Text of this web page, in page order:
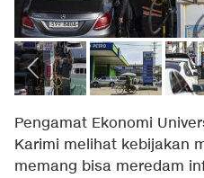
Pengamat Ekonomi
Karimi melihat kebijakan
memang bisa meredam